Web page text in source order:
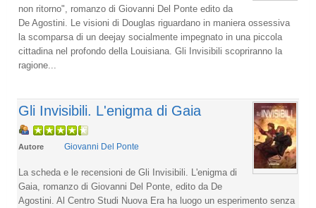
non ritorno", romanzo di Giovanni Del Ponte edito da
De Agostini. Le visioni di Douglas riguardano in maniera ossessiva
la scomparsa di un deejay socialmente impegnato in una piccola
cittadina nel profondo della Louisiana. Gli Invisibili scopriranno la
ragione...
Gli Invisibili. L'enigma di Gaia
Autore Giovanni Del Ponte
La scheda e le recensioni de Gli Invisibili. L'enigma di
Gaia, romanzo di Giovanni Del Ponte, edito da De
Agostini. Al Centro Studi Nuova Era ha luogo un esperimento senza